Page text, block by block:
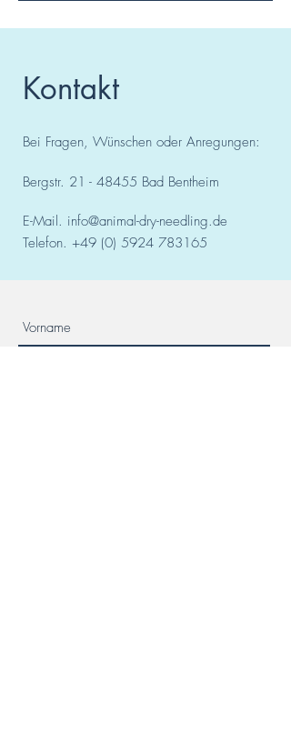
Kontakt
Bei Fragen, Wünschen oder Anregungen:
Bergstr. 21 - 48455 Bad Bentheim
E-Mail. info@animal-dry-needling.de
Telefon. +49 (0) 5924 783165